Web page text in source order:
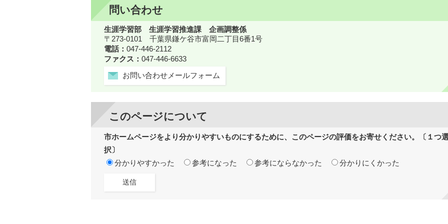
問い合わせ
生涯学習部 生涯学習推進課 企画調整係
〒273-0101 千葉県鎌ケ谷市富岡二丁目6番1号
電話： 047-446-2112
ファクス： 047-446-6633
お問い合わせメールフォーム
このページについて
市ホームページをより分かりやすいものにするために、このページの評価をお寄せください。〔１つ選
択〕
分かりやすかった
参考になった 参考にならなかった 分かりにくかった